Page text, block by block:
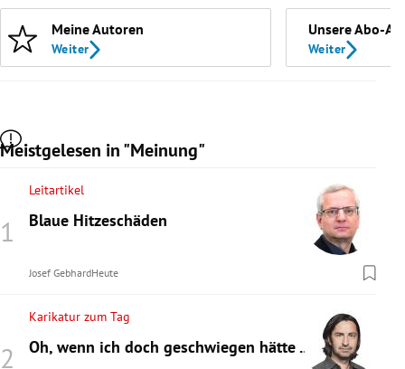
Meine Autoren
Weiter
Unsere Abo-
Weiter
Meistgelesen in "Meinung"
Leitartikel
Blaue Hitzeschäden
Josef GebhardHeute
Karikatur zum Tag
Oh, wenn ich doch geschwiegen hätte ...